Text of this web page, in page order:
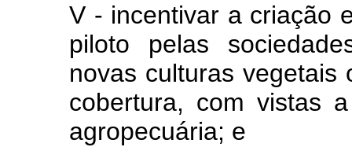
V - incentivar a criação
piloto pelas
novas culturas
cobertura, com vistas
agropecuária; e